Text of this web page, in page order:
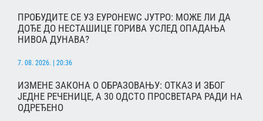
ПРОБУДИТЕ СЕ УЗ ЕУРОНЕWС ЈУТРО: МОЖЕ ЛИ ДА
ДОЂЕ ДО НЕСТАШИЦЕ ГОРИВА УСЛЕД ОПАДАЊА
НИВОА ДУНАВА?
7. 08. 2026. | 20:36
ИЗМЕНЕ ЗАКОНА О ОБРАЗОВАЊУ: ОТКАЗ И ЗБОГ
ЈЕДНЕ РЕЧЕНИЦЕ, А 30 ОДСТО ПРОСВЕТАРА РАДИ НА
ОДРЕЂЕНО